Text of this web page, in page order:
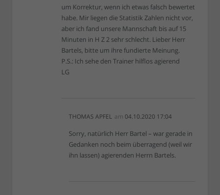
um Korrektur, wenn ich etwas falsch bewertet
habe. Mir liegen die Statistik Zahlen nicht vor,
aber ich fand unsere Mannschaft bis auf 15
Minuten in H Z 2 sehr schlecht. Lieber Herr
Bartels, bitte um ihre fundierte Meinung.
P.S.: Ich sehe den Trainer hilflos agierend
LG
THOMAS APFEL am 04.10.2020 17:04
Sorry, natürlich Herr Bartel – war gerade in
Gedanken noch beim überragend (weil wir
ihn lassen) agierenden Herrn Bartels.